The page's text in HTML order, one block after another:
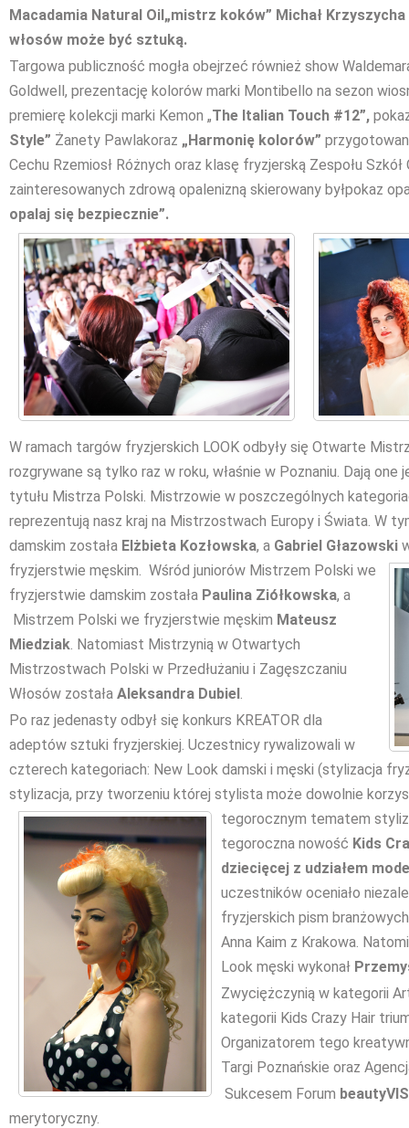
Macadamia Natural Oil„mistrz koków” Michał Krzyszycha
włosów może być sztuką.
Targowa publiczność mogła obejrzeć również show
Goldwell, prezentację kolorów marki Montibello na sezon
premierę kolekcji marki Kemon „The Italian Touch #12”,
Style” Żanety Pawlakoraz „Harmonię kolorów”
Cechu Rzemiosł Różnych oraz klasę fryzjerską Zespołu
zainteresowanych zdrową opalenizną skierowany byłpokaz
opalaj się bezpiecznie”.
W ramach targów fryzjerskich LOOK odbyły się Otwarte
rozgrywane są tylko raz w roku, właśnie w Poznaniu. Dają
tytułu Mistrza Polski. Mistrzowie w poszczególnych
reprezentują nasz kraj na Mistrzostwach Europy i Świata. W
damskim została Elżbieta Kozłowska, a Gabriel Głazowski
fryzjerstwie męskim. Wśród juniorów Mistrzem Polski we
fryzjerstwie damskim została Paulina Ziółkowska, a
Mistrzem Polski we fryzjerstwie męskim Mateusz
Miedziak. Natomiast Mistrzynią w Otwartych
Mistrzostwach Polski w Przedłużaniu i Zagęszczaniu
Włosów została Aleksandra Dubiel.
Po raz jedenasty odbył się konkurs KREATOR dla
adeptów sztuki fryzjerskiej. Uczestnicy rywalizowali w
czterech kategoriach: New Look damski i męski (stylizacja
stylizacja, przy tworzeniu której stylista może dowolnie
tegorocznym tematem
tegoroczna nowość Kids
dziecięcej z udziałem
uczestników oceniało
fryzjerskich pism
Anna Kaim z Krakowa.
Look męski wykonał
Zwyciężczynią w kategorii
kategorii Kids Crazy Hair
Organizatorem tego
Targi Poznańskie oraz
Sukcesem Forum
merytoryczny.